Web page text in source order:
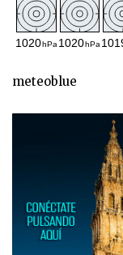
meteoblue